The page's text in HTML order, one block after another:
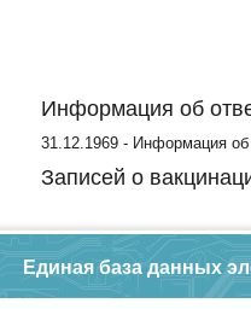
Информация об
31.12.1969 - Информация об
Записей о
Единая база данных